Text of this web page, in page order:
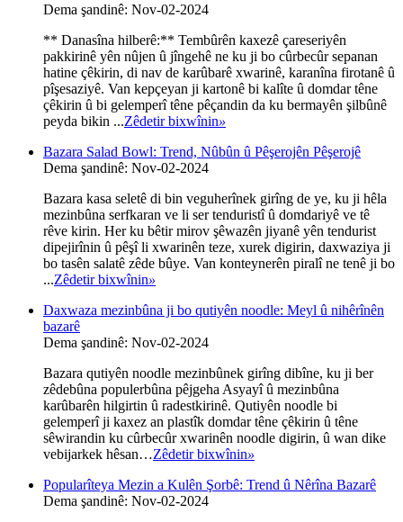
Dema şandinê: Nov-02-2024
** Danasîna hilberê:** Tembûrên kaxezê çareseriyên
pakkirinê yên nûjen û jîngehê ne ku ji bo cûrbecûr sepanan
hatine çêkirin, di nav de karûbarê xwarinê, karanîna firotanê û
pîşesaziyê. Van kepçeyan ji kartonê bi kalîte û domdar têne
çêkirin û bi gelemperî têne pêçandin da ku bermayên şilbûnê
peyda bikin ...Zêdetir bixwînin»
Bazara Salad Bowl: Trend, Nûbûn û Pêşerojên Pêşerojê
Dema şandinê: Nov-02-2024
Bazara kasa seletê di bin veguherînek girîng de ye, ku ji hêla
mezinbûna serfkaran ve li ser tenduristî û domdariyê ve tê
rêve kirin. Her ku bêtir mirov şêwazên jiyanê yên tendurist
dipejirînin û pêşî li xwarinên teze, xurek digirin, daxwaziya ji
bo tasên salatê zêde bûye. Van konteynerên piralî ne tenê ji bo
...Zêdetir bixwînin»
Daxwaza mezinbûna ji bo qutiyên noodle: Meyl û nihêrînên
bazarê
Dema şandinê: Nov-02-2024
Bazara qutiyên noodle mezinbûnek girîng dibîne, ku ji ber
zêdebûna populerbûna pêjgeha Asyayî û mezinbûna
karûbarên hilgirtin û radestkirinê. Qutiyên noodle bi
gelemperî ji kaxez an plastîk domdar têne çêkirin û têne
sêwirandin ku cûrbecûr xwarinên noodle digirin, û wan dike
vebijarkek hêsan…Zêdetir bixwînin»
Popularîteya Mezin a Kulên Şorbê: Trend û Nêrîna Bazarê
Dema şandinê: Nov-02-2024